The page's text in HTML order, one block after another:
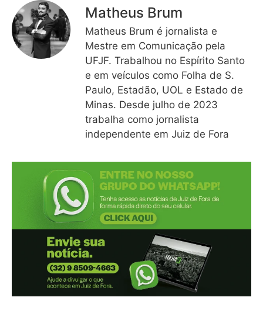
Matheus Brum
Matheus Brum é jornalista e
Mestre em Comunicação pela
UFJF. Trabalhou no Espírito Santo
e em veículos como Folha de S.
Paulo, Estadão, UOL e Estado de
Minas. Desde julho de 2023
trabalha como jornalista
independente em Juiz de Fora